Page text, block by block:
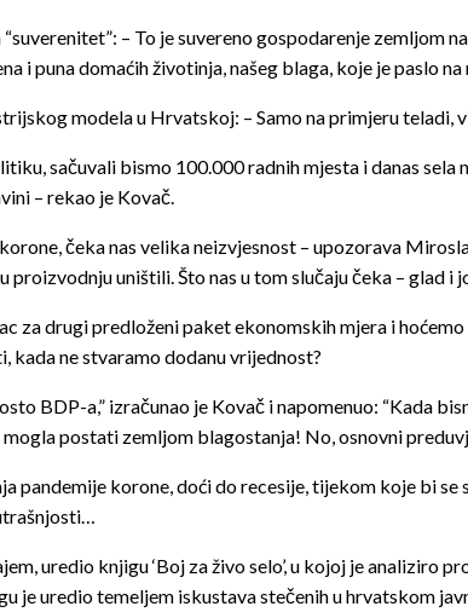
– To je suvereno gospodarenje zemljom
i puna domaćih životinja, našeg blaga, koje je paslo
modela u Hrvatskoj: – Samo na primjeru
sačuvali bismo 100.000 radnih mjesta i danas sela
– rekao je Kovač.
čeka nas velika neizvjesnost – upozorava
uništili. Što nas u tom slučaju čeka – glad i
za drugi predloženi paket ekonomskih mjera i
kada ne stvaramo dodanu vrijednost?
BDP-a,” izračunao je Kovač i napomenuo: “Kada
postati zemljom blagostanja! No, osnovni
pandemije korone, doći do recesije, tijekom koje bi
uredio knjigu ‘Boj za živo selo’, u kojoj je
je uredio temeljem iskustava stečenih u hrvatskom